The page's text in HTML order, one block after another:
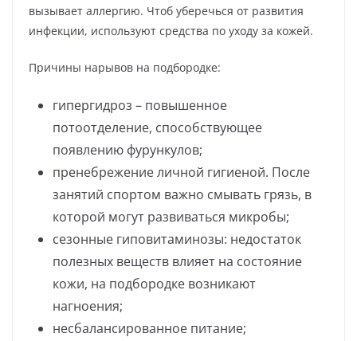
вызывает аллергию. Чтоб уберечься от развития
инфекции, используют средства по уходу за кожей.
Причины нарывов на подбородке:
гипергидроз – повышенное
потоотделение, способствующее
появлению фурункулов;
пренебрежение личной гигиеной. После
занятий спортом важно смывать грязь, в
которой могут развиваться микробы;
сезонные гиповитаминозы: недостаток
полезных веществ влияет на состояние
кожи, на подбородке возникают
нагноения;
несбалансированное питание;